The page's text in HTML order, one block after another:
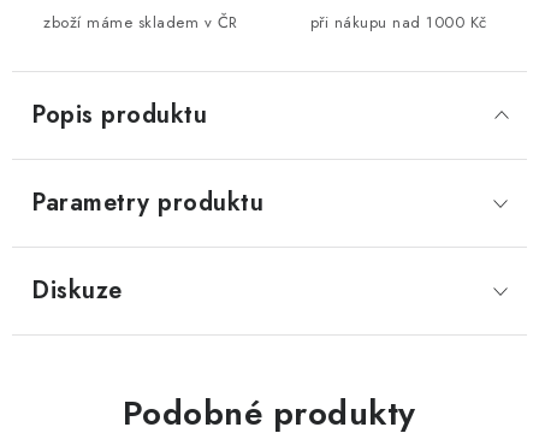
zboží máme skladem v ČR při nákupu nad 1000 Kč
Popis produktu
Parametry produktu
Diskuze
Podobné produkty